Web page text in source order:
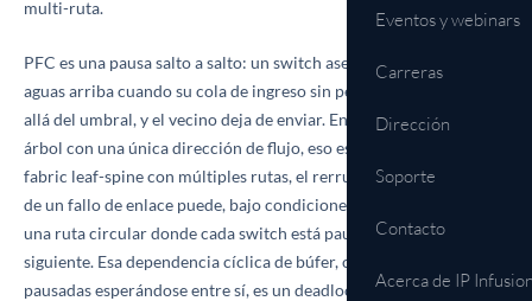
Eventos y webinars
Carreras
Dirección
Soporte
Contacto
Acerca de IP
multi-ruta.
PFC es una pausa salto a salto: un switch aserta pausa a su vecino
aguas arriba cuando su cola de ingreso sin pérdidas se llena más
allá del umbral, y el vecino deja de enviar. En una topología en
árbol con una única dirección de flujo, eso es seguro. En una
fabric leaf-spine con múltiples rutas, el rerruteo ECMP alrededor
de un fallo de enlace puede, bajo condiciones específicas, crear
una ruta circular donde cada switch está pausado esperando al
siguiente. Esa dependencia cíclica de búfer, colas de prioridad
pausadas esperándose entre sí, es un deadlock de PFC.